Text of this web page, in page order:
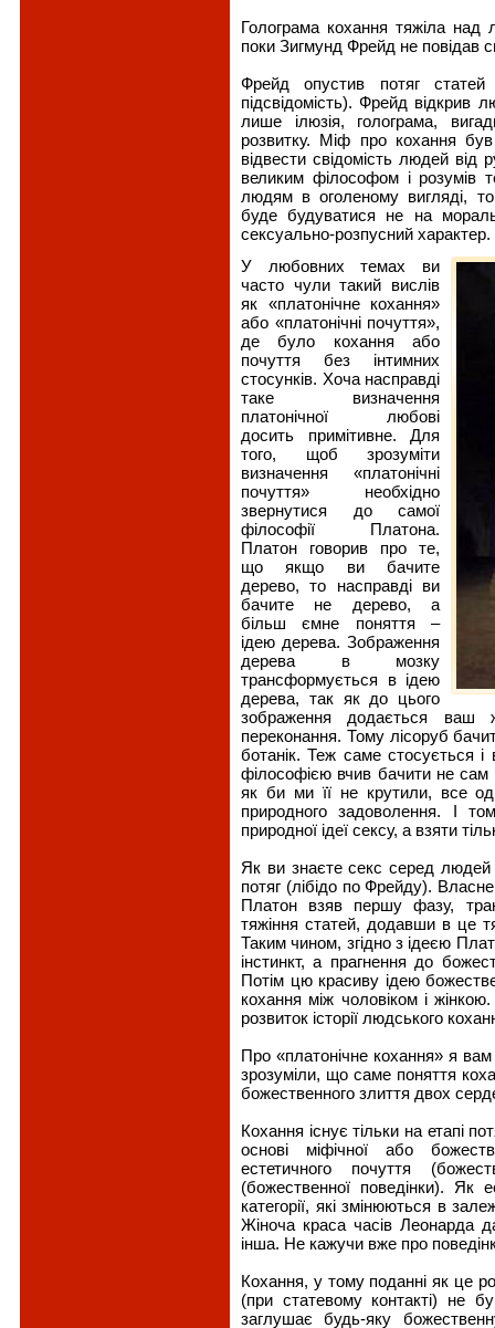
Голограма кохання тяжіла
поки Зигмунд Фрейд не повідав
Фрейд опустив потяг
підсвідомість). Фрейд
лише ілюзія, голограма,
розвитку. Міф про кохання
відвести свідомість людей від
великим філософом і розумів
людям в оголеному вигляді,
буде будуватися не на
сексуально-розпусний характер.
У любовних темах ви
часто чули такий вислів
як «платонічне кохання»
або «платонічні почуття»,
де було кохання або
почуття без інтимних
стосунків. Хоча насправді
таке визначення
платонічної любові
досить примітивне. Для
того, щоб зрозуміти
визначення «платонічні
почуття» необхідно
звернутися до самої
філософії Платона.
Платон говорив про те,
що якщо ви бачите
дерево, то насправді ви
бачите не дерево, а
більш ємне поняття –
ідею дерева. Зображення
дерева в мозку
трансформується в ідею
дерева, так як до цього
зображення додається ваш
переконання. Тому лісоруб
ботанік. Теж саме стосується
філософією вчив бачити не
як би ми її не крутили, все
природного задоволення. І
природної ідеї сексу, а взяти
Як ви знаєте секс серед
потяг (лібідо по Фрейду).
Платон взяв першу фазу,
тяжіння статей, додавши в це
Таким чином, згідно з ідеєю
інстинкт, а прагнення до
Потім цю красиву ідею
кохання між чоловіком і
розвиток історії людського
Про «платонічне кохання» я
зрозуміли, що саме поняття
божественного злиття двох
Кохання існує тільки на етапі
основі міфічної або
естетичного почуття
(божественної поведінки). Як
категорії, які змінюються в
Жіноча краса часів Леонарда
інша. Не кажучи вже про
Кохання, у тому поданні як це
(при статевому контакті) не
заглушає будь-яку